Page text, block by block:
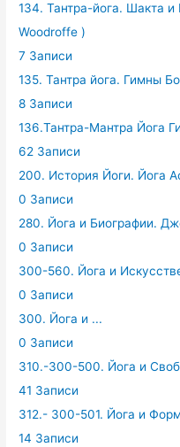
134. Тантра-йога. Шакта
Woodroffe )
7 Записи
135. Тантра йога. Гимны
8 Записи
136.Тантра-Мантра Йога
62 Записи
200. История Йоги. Йога
0 Записи
280. Йога и Биографии.
0 Записи
300-560. Йога и
0 Записи
300. Йога и ...
0 Записи
310.-300-500. Йога и
41 Записи
312.- 300-501. Йога и
14 Записи